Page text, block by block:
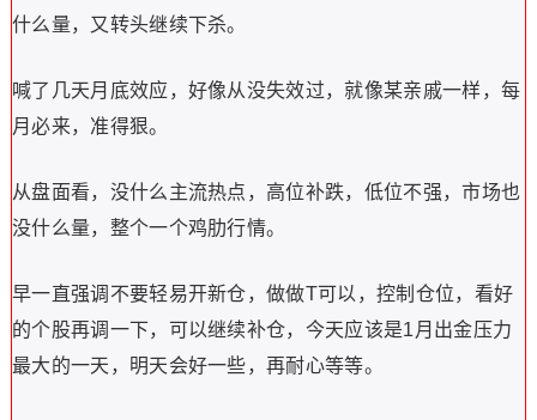
什么量，又转头继续下杀。
喊了几天月底效应，好像从没失效过，就像某亲戚一样，每
月必来，准得狠。
从盘面看，没什么主流热点，高位补跌，低位不强，市场也
没什么量，整个一个鸡肋行情。
早一直强调不要轻易开新仓，做做T可以，控制仓位，看好
的个股再调一下，可以继续补仓，今天应该是1月出金压力
最大的一天，明天会好一些，再耐心等等。